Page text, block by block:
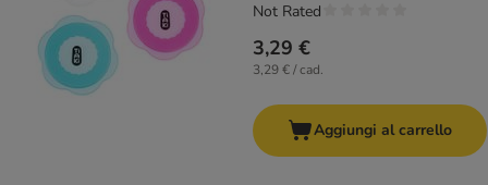
3,29 €
3,29 € / cad.
Not Rated
Aggiungi al carrello